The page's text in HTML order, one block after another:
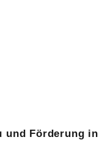
und Förderung in